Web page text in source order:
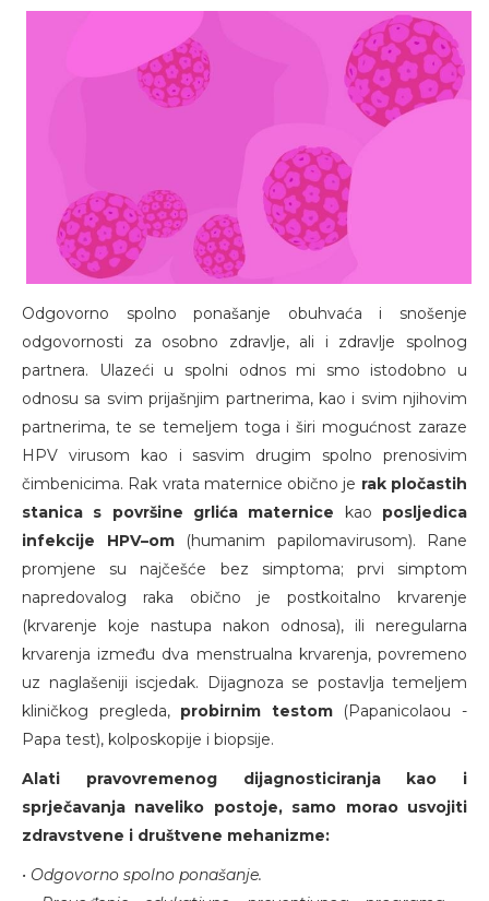
Odgovorno spolno ponašanje obuhvaća i snošenje
odgovornosti za osobno zdravlje, ali i zdravlje spolnog
partnera. Ulazeći u spolni odnos mi smo istodobno u
odnosu sa svim prijašnjim partnerima, kao i svim njihovim
partnerima, te se temeljem toga i širi mogućnost zaraze
HPV virusom kao i sasvim drugim spolno prenosivim
čimbenicima. Rak vrata maternice obično je rak pločastih
stanica s površine grlića maternice kao posljedica
infekcije HPV–om(humanim papilomavirusom). Rane
promjene su najčešće bez simptoma; prvi simptom
napredovalog raka obično je postkoitalno krvarenje
(krvarenje koje nastupa nakon odnosa), ili neregularna
krvarenja između dva menstrualna krvarenja, povremeno
uz naglašeniji iscjedak. Dijagnoza se postavlja temeljem
kliničkog pregleda, probirnim testom(Papanicolaou -
Papa test), kolposkopije i biopsije.
Alati pravovremenog dijagnosticiranja kao i
sprječavanja naveliko postoje, samo morao usvojiti
zdravstvene i društvene mehanizme:
• Odgovorno spolno ponašanje.